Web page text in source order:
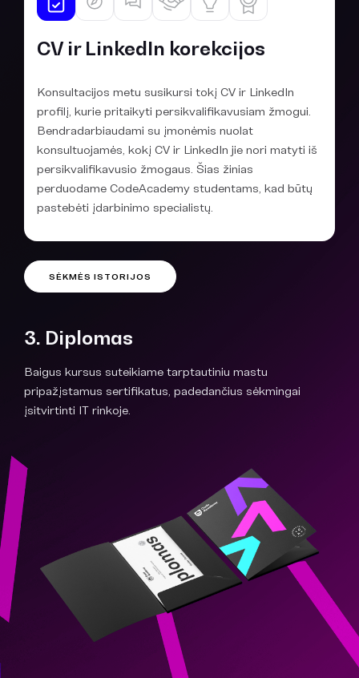
CV ir LinkedIn korekcijos
Konsultacijos metu susikursi tokį CV ir LinkedIn
profilį, kurie pritaikyti persikvalifikavusiam žmogui.
Bendradarbiaudami su įmonėmis nuolat
konsultuojamės, kokį CV ir LinkedIn jie nori matyti iš
persikvalifikavusio žmogaus. Šias žinias
perduodame CodeAcademy studentams, kad būtų
pastebėti įdarbinimo specialistų.
SĖKMĖS ISTORIJOS
3. Diplomas
Baigus kursus suteikiame tarptautiniu mastu
pripažįstamus sertifikatus, padedančius sėkmingai
įsitvirtinti IT rinkoje.